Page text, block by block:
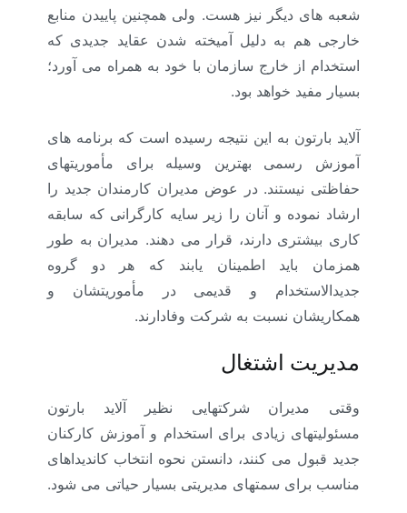
شعبه های دیگر نیز هست. ولی همچنین پاییدن منابع
خارجی هم به دلیل آمیخته شدن عقاید جدیدی که
استخدام از خارج سازمان با خود به همراه می آورد؛
بسیار مفید خواهد بود.
آلاید بارتون به این نتیجه رسیده است که برنامه های
آموزش رسمی بهترین وسیله برای مأموریتهای
حفاظتی نیستند. در عوض مدیران کارمندان جدید را
ارشاد نموده و آنان را زیر سایه کارگرانی که سابقه
کاری بیشتری دارند، قرار می دهند. مدیران به طور
همزمان باید اطمینان یابند که هر دو گروه
جدیدالاستخدام و قدیمی در مأموریتشان و
همکاریشان نسبت به شرکت وفادارند.
مدیریت اشتغال
وقتی مدیران شرکتهایی نظیر آلاید بارتون
مسئولیتهای زیادی برای استخدام و آموزش کارکنان
جدید قبول می کنند، دانستن نحوه انتخاب کاندیداهای
مناسب برای سمتهای مدیریتی بسیار حیاتی می شود.